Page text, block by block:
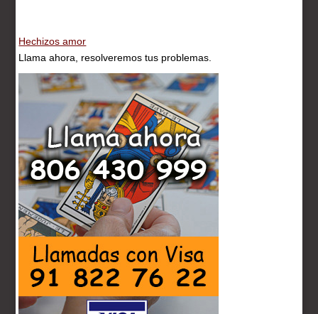
Hechizos amor
Llama ahora, resolveremos tus problemas.